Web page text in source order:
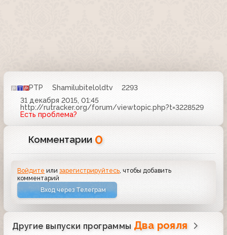
РТР Shamilubiteloldtv
2293
31 декабря 2015, 01:45
http://rutracker.org/forum/viewtopic.php?t=3228529
Есть проблема?
Комментарии 0
Войдите илизарегистрируйтесь , чтобы добавить
комментарий
Вход через Телеграм
Другие выпуски программы Два рояля